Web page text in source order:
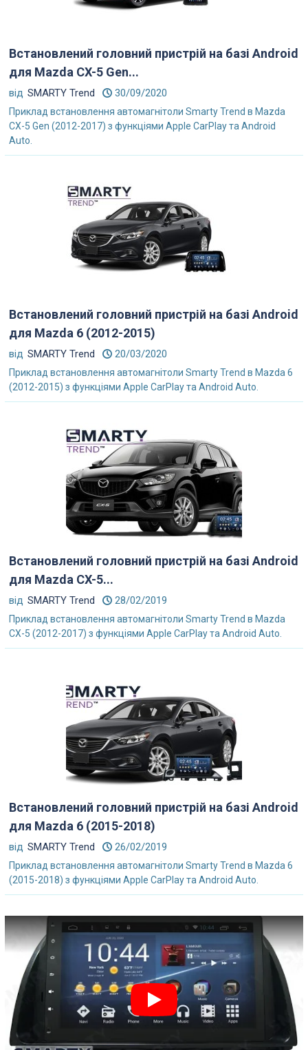
Встановлений головний пристрій на базі Android
для Mazda CX-5 Gen...
від SMARTY Trend 30/09/2020
Приклад встановлення автомагнітоли Smarty Trend в Mazda
CX-5 Gen (2012-2017) з функціями Apple CarPlay та Android
Auto.
Встановлений головний пристрій на базі Android
для Mazda 6 (2012-2015)
від SMARTY Trend 20/03/2020
Приклад встановлення автомагнітоли Smarty Trend в Mazda 6
(2012-2015) з функціями Apple CarPlay та Android Auto.
Встановлений головний пристрій на базі Android
для Mazda CX-5...
від SMARTY Trend 28/02/2019
Приклад встановлення автомагнітоли Smarty Trend в Mazda
CX-5 (2012-2017) з функціями Apple CarPlay та Android Auto.
Встановлений головний пристрій на базі Android
для Mazda 6 (2015-2018)
від SMARTY Trend 26/02/2019
Приклад встановлення автомагнітоли Smarty Trend в Mazda 6
(2015-2018) з функціями Apple CarPlay та Android Auto.